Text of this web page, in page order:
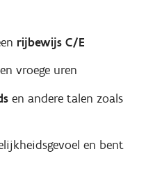
rijbewijs C/E
vroege uren
en andere talen zoals
en bent